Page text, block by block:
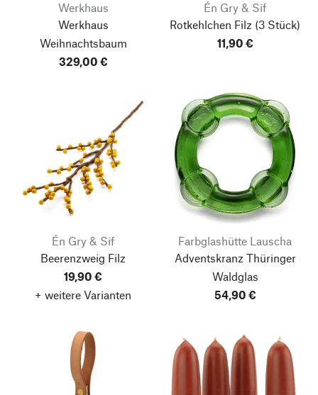
Werkhaus
Werkhaus
Weihnachtsbaum
329,00 €
Én Gry & Sif
Rotkehlchen Filz (3 Stück)
11,90 €
Én Gry & Sif
Beerenzweig Filz
19,90 €
+ weitere Varianten
Farbglashütte Lauscha
Adventskranz Thüringer
Waldglas
54,90 €